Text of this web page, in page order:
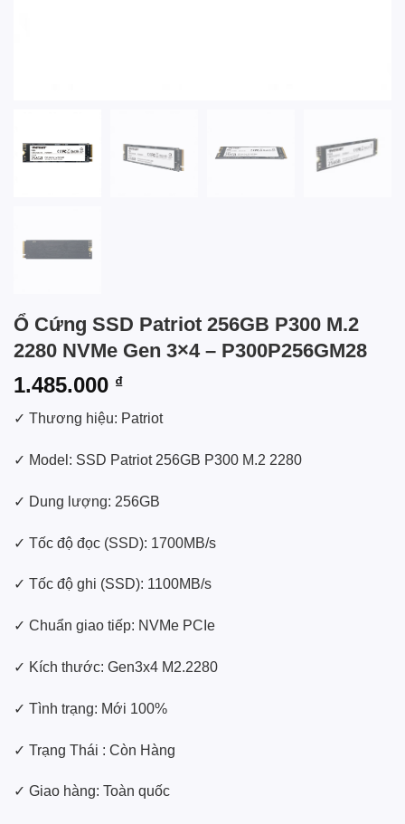
Ổ Cứng SSD Patriot 256GB P300 M.2
2280 NVMe Gen 3×4 – P300P256GM28
1.485.000 ₫
✓ Thương hiệu: Patriot
✓ Model: SSD Patriot 256GB P300 M.2 2280
✓ Dung lượng: 256GB
✓ Tốc độ đọc (SSD): 1700MB/s
✓ Tốc độ ghi (SSD): 1100MB/s
✓ Chuẩn giao tiếp: NVMe PCIe
✓ Kích thước: Gen3x4 M2.2280
✓ Tình trạng: Mới 100%
✓ Trạng Thái : Còn Hàng
✓ Giao hàng: Toàn quốc